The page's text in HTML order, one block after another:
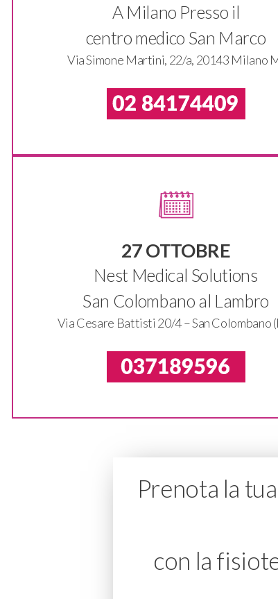
A Milano Presso il
centro medico San Marco
Via Simone Martini, 22/a, 20143 Milano
27 OTTOBRE
Nest Medical Solutions
San Colombano al Lambro
Via Cesare Battisti 20/4 – San Colombano
Prenota la
con la